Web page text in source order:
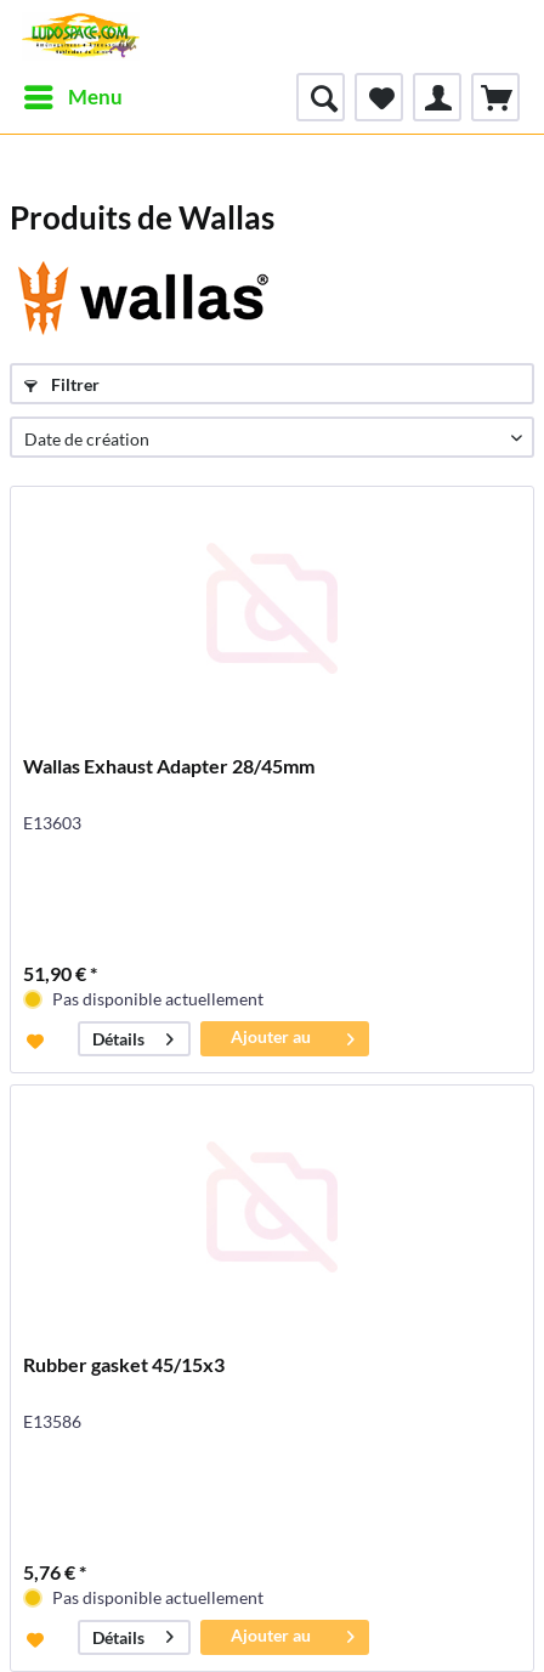
Menu
Produits de Wallas
Filtrer
Wallas Exhaust Adapter 28/45mm
E13603
51,90 € *
Pas disponible actuellement
Détails
Ajouter au
panier
Rubber gasket 45/15x3
E13586
5,76 € *
Pas disponible actuellement
Détails
Ajouter au
panier